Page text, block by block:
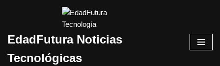
al
EdadFutura Noticias
Tecnológicas